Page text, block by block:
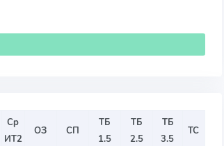
Ср
ИТ2
ОЗ СП
ТБ
1.5
ТБ
2.5
ТБ
3.5
ТС